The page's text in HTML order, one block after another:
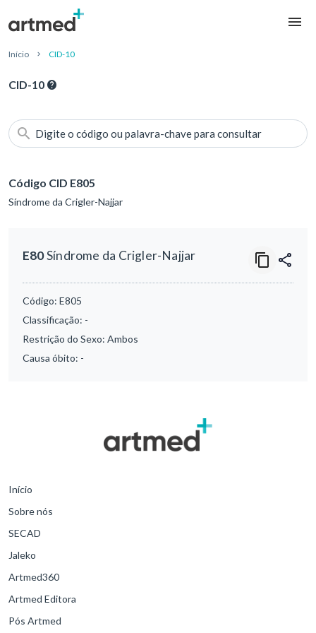
Início CID-10
CID-10
Digite o código ou palavra-chave para consultar
Código CID E805
Síndrome da Crigler-Najjar
E80Síndrome da Crigler-Najjar
Código: E805
Classificação: -
Restrição do Sexo: Ambos
Causa óbito: -
Início
Sobre nós
SECAD
Jaleko
Artmed360
Artmed Editora
Pós Artmed